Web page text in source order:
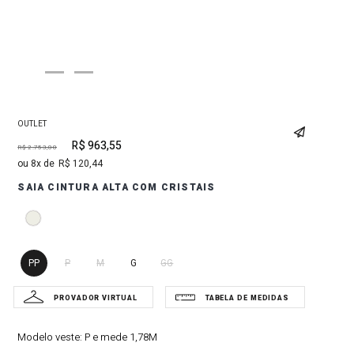
OUTLET
R$ 2.753,00 R$963,55
8 R$ 120,44
SAIA CINTURA ALTA COM CRISTAIS
PP P M G GG
Modelo veste: P e mede 1,78M